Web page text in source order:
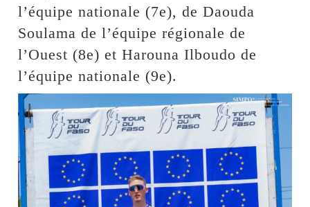
l’équipe nationale (7e), de Daouda
Soulama de l’équipe régionale de
l’Ouest (8e) et Harouna Ilboudo de
l’équipe nationale (9e).